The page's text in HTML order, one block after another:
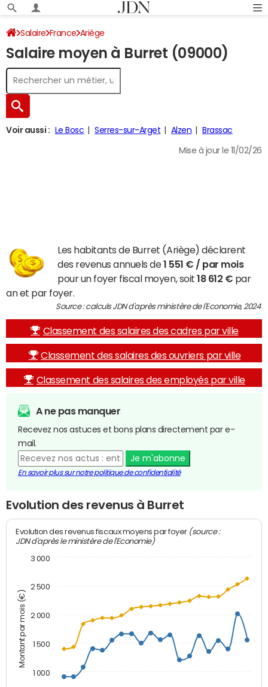
Salaire France Ariège
Salaire moyen à Burret (09000)
Voir aussi : Le Bosc Serres-sur-Arget Alzen Brassac
Mise à jour le 11/02/26
Les habitants de Burret (Ariège) déclarent
des revenus annuels de1 551 € / par mois
pour un foyer fiscal moyen, soit18 612 € par
an et par foyer.
Source : calculs JDN d'après ministère de l'Economie, 2024
Classement des salaires des cadres par ville
Classement des salaires des ouvriers par ville
Classement des salaires des employés par ville
A ne pas manquer
Recevez nos astuces et bons plans directement par e-
mail.
Je m'abonne
En savoir plus sur notre politique de confidentialité
Evolution des revenus à Burret
Montant par mois (€)
Evolution des revenus fiscaux moyens par foyer (source :
JDN d'après le ministère de l'Economie)
1 000
1 500
2 000
2 500
3 000